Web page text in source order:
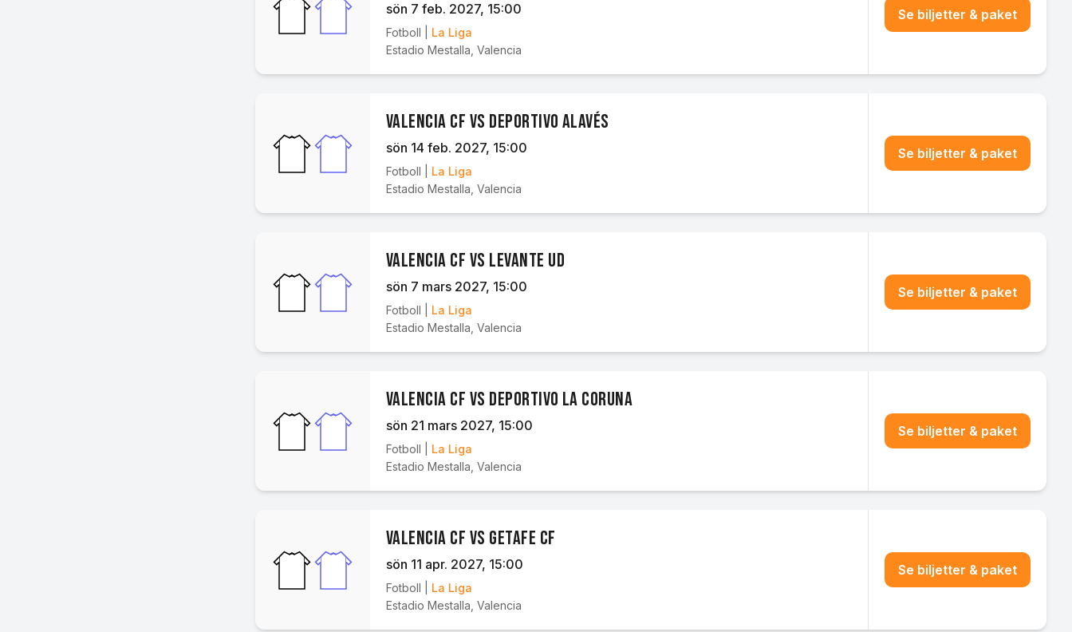
sön 7 feb. 2027, 15:00
Fotboll
La Liga
Estadio Mestalla Valencia
Se biljetter & paket
Valencia CF vs Deportivo Alavés
sön 14 feb. 2027, 15:00
Fotboll
La Liga
Estadio Mestalla Valencia
Se biljetter & paket
Valencia CF vs Levante UD
sön 7 mars 2027, 15:00
Fotboll
La Liga
Estadio Mestalla Valencia
Se biljetter & paket
Valencia CF vs Deportivo La Coruna
sön 21 mars 2027, 15:00
Fotboll
La Liga
Estadio Mestalla Valencia
Se biljetter & paket
Valencia CF vs Getafe CF
sön 11 apr. 2027, 15:00
Fotboll
La Liga
Estadio Mestalla Valencia
Se biljetter & paket